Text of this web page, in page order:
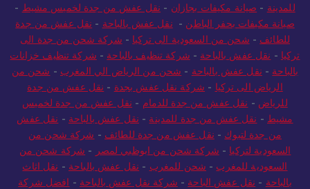
للمدينة - صيانة مكيفات بجازان - نقل عفش من جدة لخميس مشيط -
صيانة مكيفات بحفر الباطن - نقل عفش بالباحة - نقل عفش من جدة
للطائف - شحن من السعودية الى تركيا - شركة شحن من جدة الى
تركيا - نقل عفش بالباحة - شركة تنظيف بالباحة - شركة تنظيف خزانات
بالباحة - نقل عفش بالباحة - شحن من الرياض الي المغرب - شحن من
الرياض الى تركيا - شركة نقل عفش بجدة - نقل عفش من جدة
للرياض - نقل عفش من جدة للدمام - نقل عفش من جدة لخميس
مشيط - نقل عفش من جدة للمدينة - نقل عفش بالباحة - نقل عفش
من جدة لتبوك - نقل عفش من جدة للطائف - شركة شحن من
السعودية لتركيا - شركة شحن من ابوظبي لمصر - شركة شحن من
السعودية للمغرب - شحن للمغرب - نقل عفش بالباحة - نقل اثاث
بالباحة - نقل عفش الباحة - شركة نقل عفش بالباحة - افضل شركة